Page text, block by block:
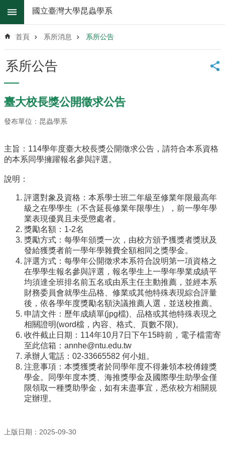
跳到主要內容區塊
階
尋
系
所
消
息
系
簡
介
系
招
國立臺灣大學昆蟲學系
首頁 系所消息 系所公告
系所公告
臺大校長獎公開徵求公告
發布單位：昆蟲學系
主旨：114學年度臺大校長獎公開徵求公告， 請符合本系資格
的本系同學擁躍報名參與評選。
說明：
評選對象及資格： 本系學士班二年級至修業年限最高年
級之在學學生（不含延長修業年限學生），前一學年學
業表現優異且未受懲處者。
獎勵名額：1-2名
獎勵方式：每學年頒獎一次， 由校方頒予獲獎者獎狀及
發給獲獎者前一學年學雜費全額相同之獎學金。
評選方式： 每學年公開徵求本系符合說明第一項資格之
在學學生報名參與評選， 報名學生上一學年學業成績平
均須達全班排名前五名或由系主任主動推薦，並經本系
財務委員會就學生品格、 修業或其他特殊表現綜合評量
後， 依各學年度獎勵名額決議推薦人選，並送校推薦。
申請文件：歷年成績單(jpg檔)、 品格或其他特殊表現之
相關證明(word檔，內容、格式、 頁數不限)。
收件截止日期：114年10月7日下午15時前， 電子檔需寄
至此信箱： annhe@ntu.edu.tw
承辦人電話：02-33665582 何小姐。
注意事項：本獎獲獎者於同學年度不得兼領本校傅鐘獎
學金。
同學年度本獎、 海推獎學金及國際學生助學金僅
限領取一種獎助學金， 如有未盡事宜，悉依校方相關規
定辦理。
上版日期：2025-09-30